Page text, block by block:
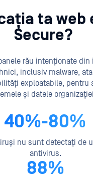
ta web
Secure?
rău intenționate din
inclusiv malware,
exploatabile, pentru
și datele
40%-80%
nu sunt detectați de
antivirus.
88%